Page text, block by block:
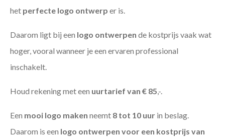
het perfecte logo ontwerp er is.
Daarom ligt bij een logo ontwerpen de kostprijs vaak wat
hoger, vooral wanneer je een ervaren professional
inschakelt.
Houd rekening met een uurtarief van € 85,-.
Een mooi logo maken neemt 8 tot 10 uur in beslag.
Daarom is een logo ontwerpen voor een kostprijs van